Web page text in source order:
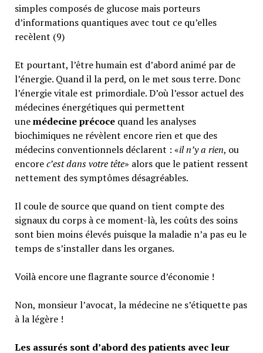
simples composés de glucose mais porteurs
d’informations quantiques avec tout ce qu’elles
recèlent (9)
Et pourtant, l’être humain est d’abord animé par de
l’énergie. Quand il la perd, on le met sous terre. Donc
l’énergie vitale est primordiale. D’où l’essor actuel des
médecines énergétiques qui permettent
unemédecine précoce quand les analyses
biochimiques ne révèlent encore rien et que des
médecins conventionnels déclarent : «il n’y a rien, ou
encorec’est dans votre tête» alors que le patient ressent
nettement des symptômes désagréables.
Il coule de source que quand on tient compte des
signaux du corps à ce moment-là, les coûts des soins
sont bien moins élevés puisque la maladie n’a pas eu le
temps de s’installer dans les organes.
Voilà encore une flagrante source d’économie !
Non, monsieur l’avocat, la médecine ne s’étiquette pas
à la légère !
Les assurés sont d’abord des patients avec leur